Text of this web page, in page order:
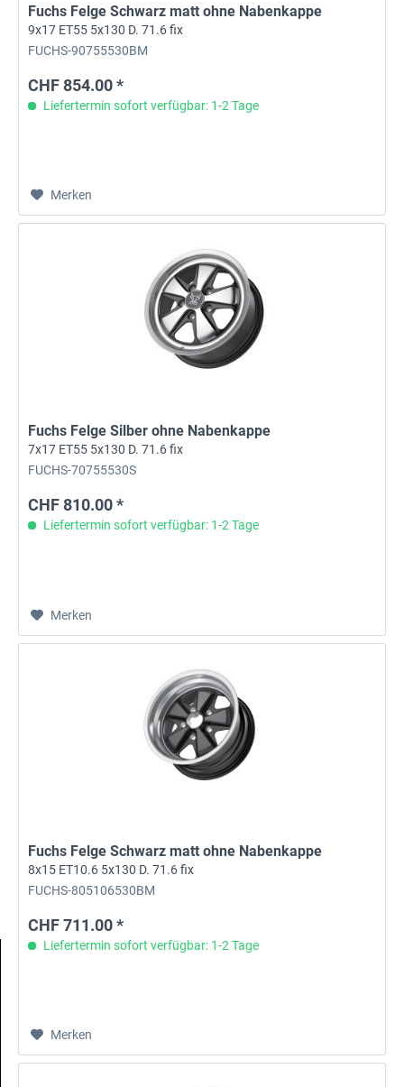
Fuchs Felge Schwarz matt ohne Nabenkappe
9x17 ET55 5x130 D. 71.6 fix
FUCHS-90755530BM
CHF 854.00 *
Liefertermin sofort verfügbar: 1-2 Tage
Merken
Fuchs Felge Silber ohne Nabenkappe
7x17 ET55 5x130 D. 71.6 fix
FUCHS-70755530S
CHF 810.00 *
Liefertermin sofort verfügbar: 1-2 Tage
Merken
Fuchs Felge Schwarz matt ohne Nabenkappe
8x15 ET10.6 5x130 D. 71.6 fix
FUCHS-805106530BM
CHF 711.00 *
Liefertermin sofort verfügbar: 1-2 Tage
Merken